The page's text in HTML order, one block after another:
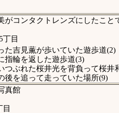
コンタクトレンズにしたこと
目
吉見薫が歩いていた遊歩道(2)
指輪を返した遊歩道(3)
ぶれた桜井光を背負って桜井
を追って走っていた場所(9)
真館